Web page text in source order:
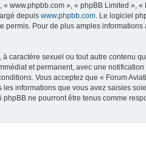
www.phpbb.com », « phpBB Limited »,
depuis www.phpbb.com. Le logiciel
permis. Pour de plus amples
sexuel ou tout autre contenu
et permanent, avec une
Vous acceptez que « Forum
informations que vous avez saisies
ne pourront être tenus comme